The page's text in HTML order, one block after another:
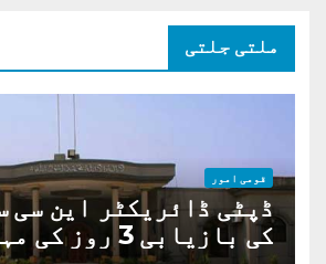
ملتی جلتی
قومی امور
ڈپٹی ڈائریکٹر این سی
کی بازیابی 3 روز کی مہلت